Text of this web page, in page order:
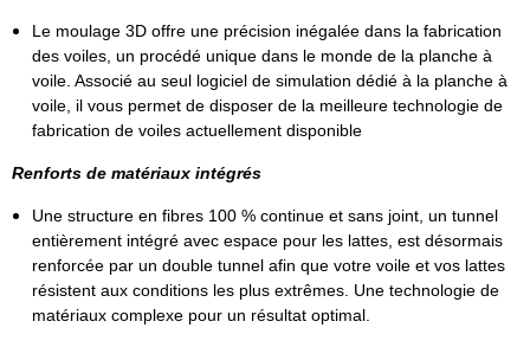
Le moulage 3D offre une précision inégalée dans la fabrication
des voiles, un procédé unique dans le monde de la planche à
voile. Associé au seul logiciel de simulation dédié à la planche à
voile, il vous permet de disposer de la meilleure technologie de
fabrication de voiles actuellement disponible
Renforts de matériaux intégrés
Une structure en fibres 100 % continue et sans joint, un tunnel
entièrement intégré avec espace pour les lattes, est désormais
renforcée par un double tunnel afin que votre voile et vos lattes
résistent aux conditions les plus extrêmes. Une technologie de
matériaux complexe pour un résultat optimal.